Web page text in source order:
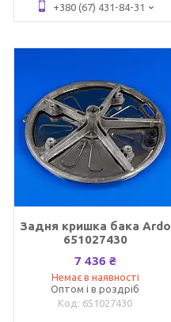
+380 (67) 431-84-31
Задня кришка бака Ardo
651027430
7 436 ₴
Немає в наявності
Оптом і в роздріб
651027430